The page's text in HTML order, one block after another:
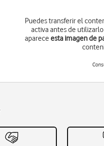
Puedes transferir el
activa antes de
aparece esta imagen de